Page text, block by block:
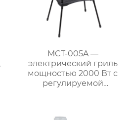
MCT-005A —
электрический гриль
мощностью 2000 Вт с
регулируемой